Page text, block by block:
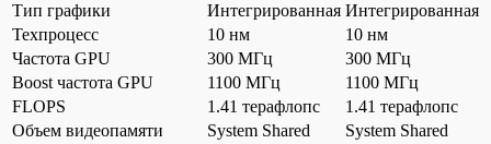
Тип графики
Интегрированная Интегрированная
Техпроцесс
10 нм
10 нм
Частота GPU
300 МГц
300 МГц
Boost частота GPU
1100 МГц
1100 МГц
FLOPS
1.41 терафлопс
1.41 терафлопс
Объем видеопамяти
System Shared System Shared